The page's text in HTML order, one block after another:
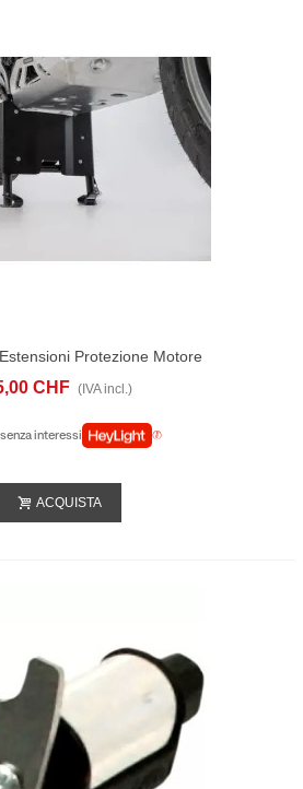
Protezione Motore
BMW R 1200 GS (12-18) R
CHF (IVA incl.)
senza interessi
ACQUISTA